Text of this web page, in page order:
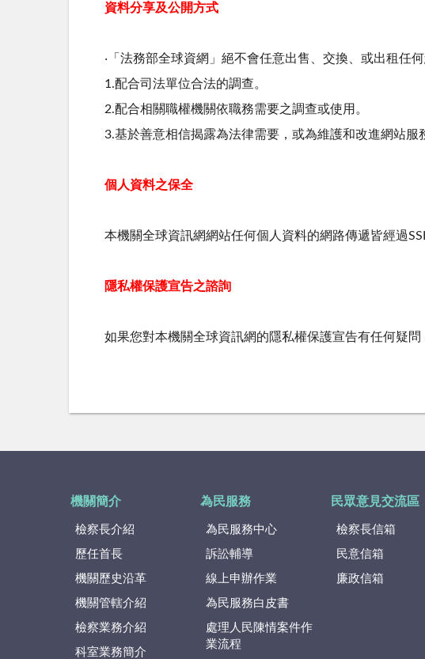
資料分享及公開方式
‧「法務部全球資網」絕不會任意出售、交換、或出租任
1.配合司法單位合法的調查。
2.配合相關職權機關依職務需要之調查或使用。
3.基於善意相信揭露為法律需要，或為維護和改進網站服
個人資料之保全
本機關全球資訊網網站任何個人資料的網路傳遞皆經過
隱私權保護宣告之諮詢
如果您對本機關全球資訊網的隱私權保護宣告有任何疑問
機關簡介
檢察長介紹
歷任首長
機關歷史沿革
機關管轄介紹
檢察業務介紹
科室業務簡介
為民服務
為民服務中心
訴訟輔導
線上申辦作業
為民服務白皮書
處理人民陳情案件作
業流程
民眾意見交流區
檢察長信箱
民意信箱
廉政信箱